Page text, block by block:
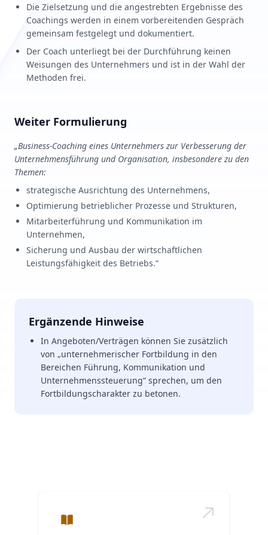
Die Zielsetzung und die angestrebten Ergebnisse des
Coachings werden in einem vorbereitenden Gespräch
gemeinsam festgelegt und dokumentiert.
Der Coach unterliegt bei der Durchführung keinen
Weisungen des Unternehmers und ist in der Wahl der
Methoden frei.
Weiter Formulierung
„Business-Coaching eines Unternehmers zur Verbesserung der
Unternehmensführung und Organisation, insbesondere zu den
Themen:
strategische Ausrichtung des Unternehmens,
Optimierung betrieblicher Prozesse und Strukturen,
Mitarbeiterführung und Kommunikation im
Unternehmen,
Sicherung und Ausbau der wirtschaftlichen
Leistungsfähigkeit des Betriebs.“
Ergänzende Hinweise
In Angeboten/Verträgen können Sie zusätzlich
von „unternehmerischer Fortbildung in den
Bereichen Führung, Kommunikation und
Unternehmenssteuerung“ sprechen, um den
Fortbildungscharakter zu betonen.